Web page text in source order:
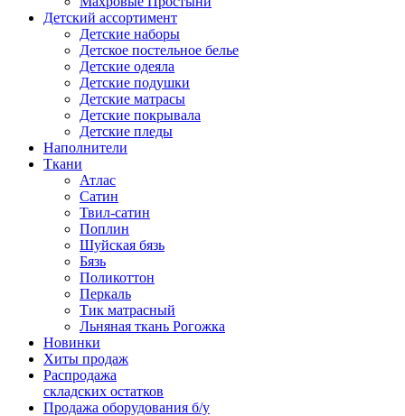
Детский ассортимент
Детские наборы
Детское постельное белье
Детские одеяла
Детские подушки
Детские матрасы
Детские покрывала
Детские пледы
Наполнители
Ткани
Атлас
Сатин
Твил-сатин
Поплин
Шуйская бязь
Бязь
Поликоттон
Перкаль
Тик матрасный
Льняная ткань Рогожка
Новинки
Хиты продаж
Распродажа
складских остатков
Продажа оборудования б/у